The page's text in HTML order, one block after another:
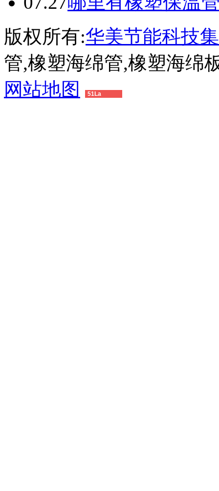
版权所有:华美节能科技
管,橡塑海绵管,橡塑海绵
网站地图
51La